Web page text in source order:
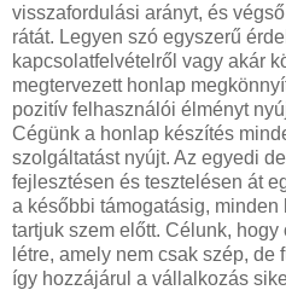
visszafordulási arányt, és
rátát. Legyen szó egyszerű
kapcsolatfelvételről vagy akár
megtervezett honlap
pozitív felhasználói élményt
Cégünk a honlap készítés
szolgáltatást nyújt. Az egyedi
fejlesztésen és tesztelésen át
a későbbi támogatásig,
tartjuk szem előtt. Célunk,
létre, amely nem csak szép,
így hozzájárul a vállalkozás